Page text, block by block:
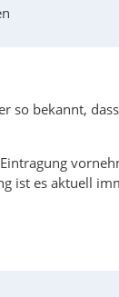
bekannt,
ist es aktuell